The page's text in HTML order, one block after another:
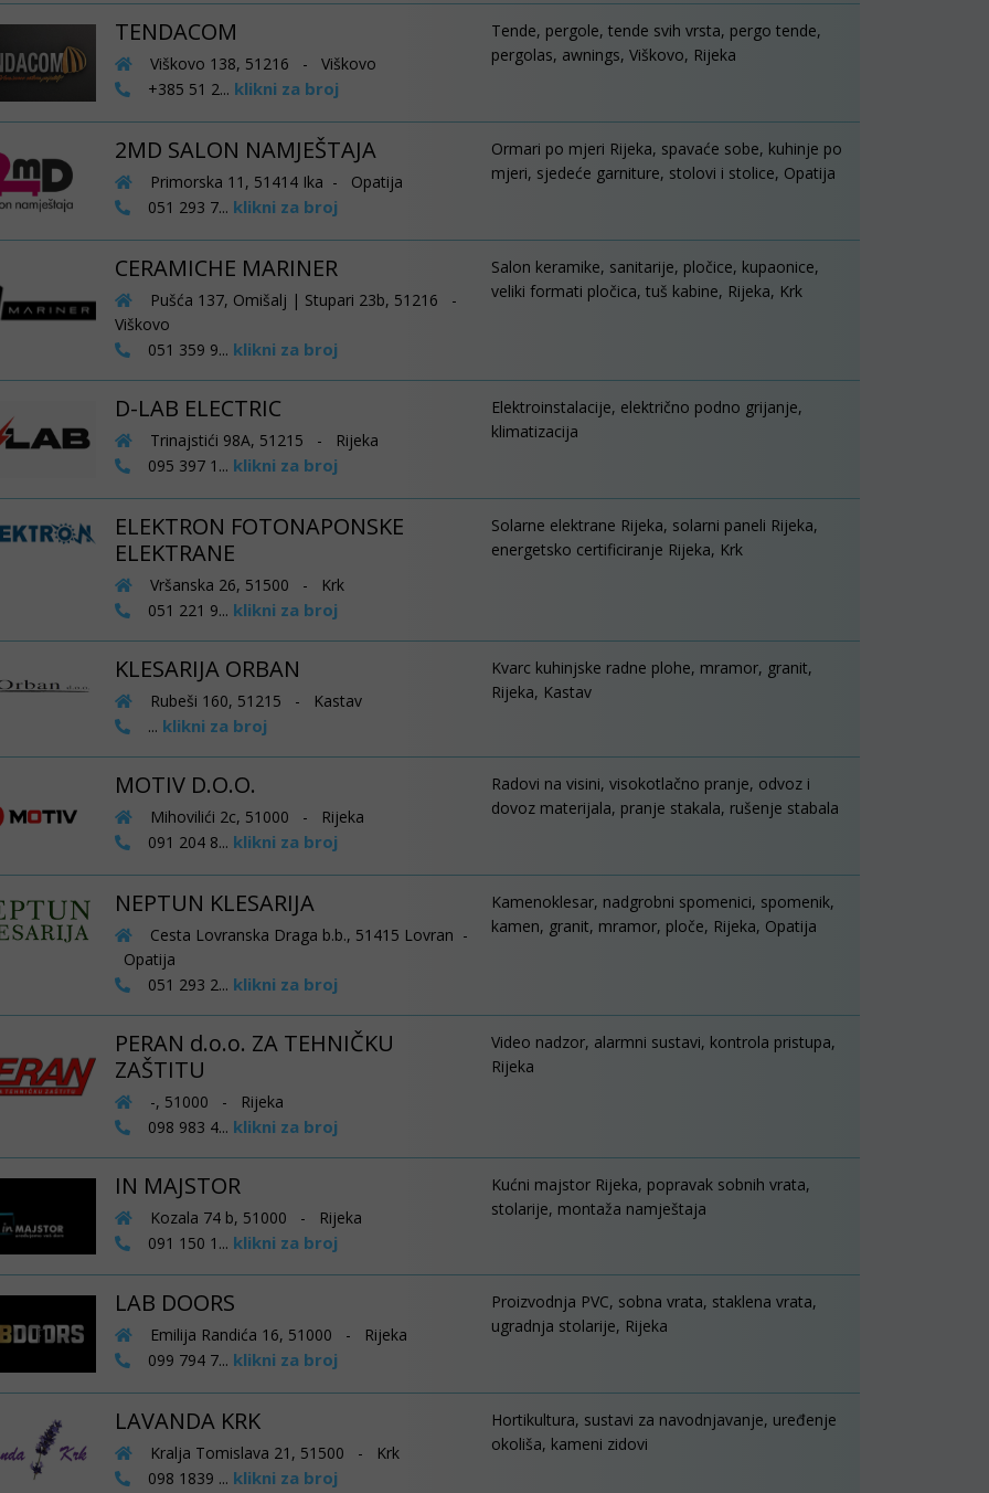
TENDACOM
Viškovo 138, 51216 - Viškovo
+385 51 2... klikni za broj
Tende, pergole, tende svih vrsta, pergo tende,
pergolas, awnings, Viškovo, Rijeka
2MD SALON NAMJEŠTAJA
Primorska 11, 51414 Ika - Opatija
051 293 7... klikni za broj
Ormari po mjeri Rijeka, spavaće sobe, kuhinje po
mjeri, sjedeće garniture, stolovi i stolice, Opatija
CERAMICHE MARINER
Pušća 137, Omišalj | Stupari 23b, 51216 -
Viškovo
051 359 9... klikni za broj
Salon keramike, sanitarije, pločice, kupaonice,
veliki formati pločica, tuš kabine, Rijeka, Krk
D-LAB ELECTRIC
Trinajstići 98A, 51215 - Rijeka
095 397 1... klikni za broj
Elektroinstalacije, električno podno grijanje,
klimatizacija
ELEKTRON FOTONAPONSKE
ELEKTRANE
Vršanska 26, 51500 - Krk
051 221 9... klikni za broj
Solarne elektrane Rijeka, solarni paneli Rijeka,
energetsko certificiranje Rijeka, Krk
KLESARIJA ORBAN
Rubeši 160, 51215 - Kastav
... klikni za broj
Kvarc kuhinjske radne plohe, mramor, granit,
Rijeka, Kastav
MOTIV D.O.O.
Mihovilići 2c, 51000 - Rijeka
091 204 8... klikni za broj
Radovi na visini, visokotlačno pranje, odvoz i
dovoz materijala, pranje stakala, rušenje stabala
NEPTUN KLESARIJA
Cesta Lovranska Draga b.b., 51415 Lovran -
Opatija
051 293 2... klikni za broj
Kamenoklesar, nadgrobni spomenici, spomenik,
kamen, granit, mramor, ploče, Rijeka, Opatija
PERAN d.o.o. ZA TEHNIČKU
ZAŠTITU
-, 51000 - Rijeka
098 983 4... klikni za broj
Video nadzor, alarmni sustavi, kontrola pristupa,
Rijeka
IN MAJSTOR
Kozala 74 b, 51000 - Rijeka
091 150 1... klikni za broj
Kućni majstor Rijeka, popravak sobnih vrata,
stolarije, montaža namještaja
LAB DOORS
Emilija Randića 16, 51000 - Rijeka
099 794 7... klikni za broj
Proizvodnja PVC, sobna vrata, staklena vrata,
ugradnja stolarije, Rijeka
LAVANDA KRK
Kralja Tomislava 21, 51500 - Krk
098 1839 ... klikni za broj
Hortikultura, sustavi za navodnjavanje, uređenje
okoliša, kameni zidovi